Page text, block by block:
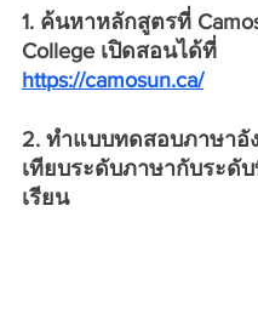
1. ค้นหาหลักสูตรที่
College เปิดสอนได้ที่
https://camosun.ca/
2. ทำแบบทดสอบภาษาอั
เทียบระดับภาษากับระดั
เรียน